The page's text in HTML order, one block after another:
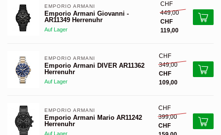
EMPORIO ARMANI
Emporio Armani Giovanni -
AR11349 Herrenuhr
Auf Lager
CHF
449,00
CHF
119,00
EMPORIO ARMANI
Emporio Armani DIVER AR11362
Herrenuhr
Auf Lager
CHF
349,00
CHF
109,00
EMPORIO ARMANI
Emporio Armani Mario AR11242
Herrenuhr
Auf Lager
CHF
399,00
CHF